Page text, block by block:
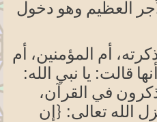
العظيم وهو دخول
، أم المؤمنين،
أم
قالت: يا نبي الله:
في
القرآن،
الله تعالى: {إن